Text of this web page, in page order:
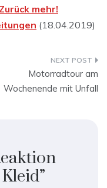
mehr!
(18.04.2019)
Motorradtour am
Wochenende mit Unfall
”